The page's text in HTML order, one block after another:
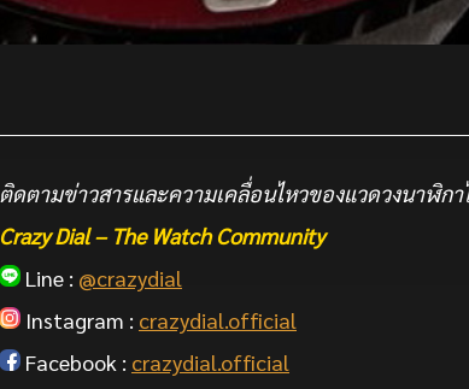
ติดตามข่าวสารและความเคลื่อนไหวของแวดวงนาฬิก
Crazy Dial – The Watch Community
Line : @crazydial
Instagram : crazydial.official
Facebook : crazydial.official